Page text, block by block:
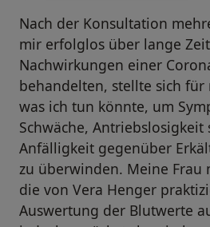
Nach der Konsultation
mir erfolglos über lange
Nachwirkungen einer
behandelten, stellte sich für
was ich tun könnte, um
Schwäche, Antriebslosigkeit
Anfälligkeit gegenüber
zu überwinden. Meine Frau
die von Vera Henger
Auswertung der Blutwerte